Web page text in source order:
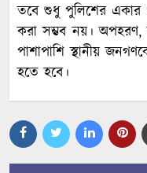
তবে শুধু পুলিশের একার
করা সম্ভব নয়। অপহরণ,
পাশাপাশি স্থানীয়
হতে হবে।